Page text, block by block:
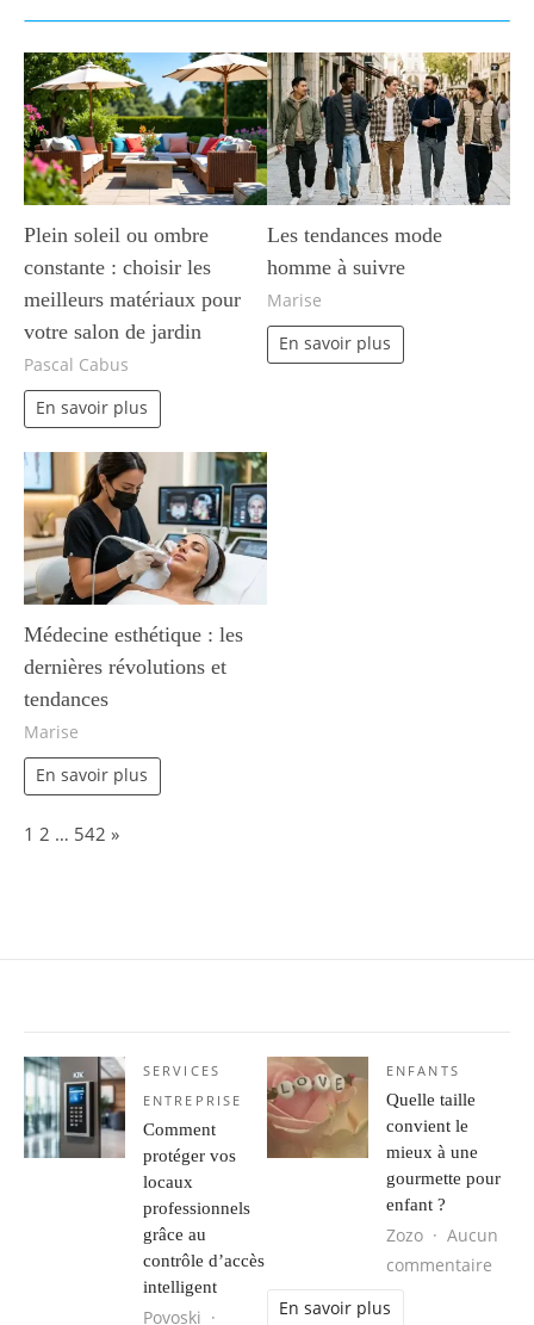
Plein soleil ou ombre
constante : choisir les
meilleurs matériaux pour
votre salon de jardin
Pascal Cabus
En savoir plus
Les tendances mode
homme à suivre
Marise
En savoir plus
Médecine esthétique : les
dernières révolutions et
tendances
Marise
En savoir plus
Page:
1 2 … 542 Next
»
SERVICES
ENTREPRISE
Comment
protéger vos
locaux
professionnels
grâce au
contrôle d’accès
intelligent
Povoski
ENFANTS
Quelle taille
convient le
mieux à une
gourmette pour
enfant ?
Zozo
Aucun
commentaire
En savoir plus